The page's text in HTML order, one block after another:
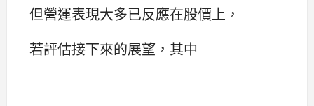
但營運表現大多已反應在股價上，
若評估接下來的展望，其中